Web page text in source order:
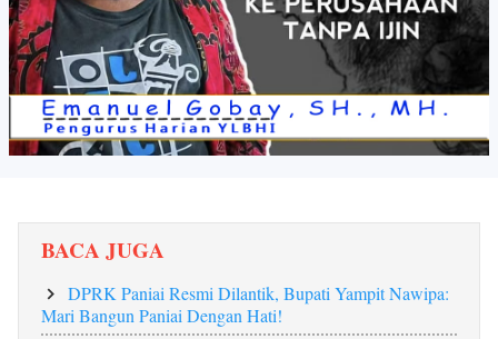
BACA JUGA
DPRK Paniai Resmi Dilantik, Bupati Yampit Nawipa:
Mari Bangun Paniai Dengan Hati!